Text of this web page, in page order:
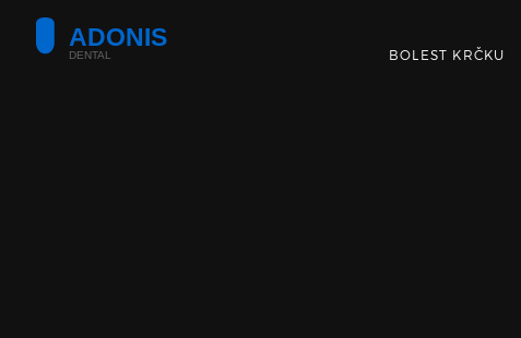
BOLEST KRČKU